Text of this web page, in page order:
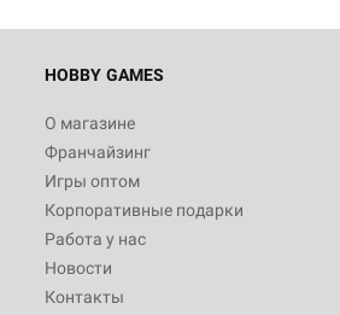
HOBBY GAMES
О магазине
Франчайзинг
Игры оптом
Корпоративные подарки
Работа у нас
Новости
Контакты
Белая смерть
12 990
Настольная игра Hobby World Ужас
3 490